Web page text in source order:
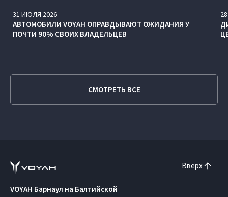
31 ИЮЛЯ 2026
АВТОМОБИЛИ VOYAH ОПРАВДЫВАЮТ ОЖИДАНИЯ У
ПОЧТИ 90% СВОИХ ВЛАДЕЛЬЦЕВ
28
СМОТРЕТЬ ВСЕ
Вверх
VOYAH Барнаул на Балтийской